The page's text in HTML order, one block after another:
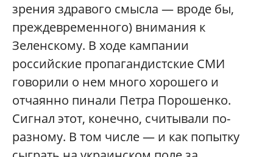
зрения здравого смысла — вроде бы,
преждевременного) внимания к
Зеленскому. В ходе кампании
российские пропагандистские СМИ
говорили о нем много хорошего и
отчаянно пинали Петра Порошенко.
Сигнал этот, конечно, считывали по-
разному. В том числе — и как попытку